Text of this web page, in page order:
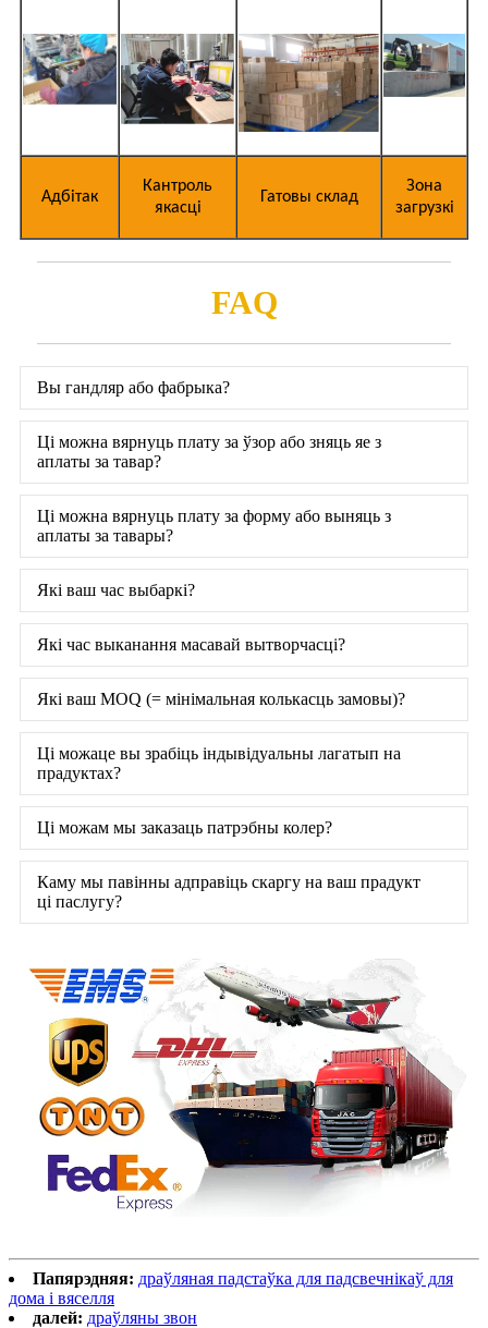
Адбітак
Кантроль
якасці
Гатовы склад
Зона
загрузкі
FAQ
Вы гандляр або фабрыка?
Ці можна вярнуць плату за ўзор або зняць яе з
аплаты за тавар?
Ці можна вярнуць плату за форму або выняць з
аплаты за тавары?
Які ваш час выбаркі?
Які час выканання масавай вытворчасці?
Які ваш MOQ (= мінімальная колькасць замовы)?
Ці можаце вы зрабіць індывідуальны лагатып на
прадуктах?
Ці можам мы заказаць патрэбны колер?
Каму мы павінны адправіць скаргу на ваш прадукт
ці паслугу?
Папярэдняя: драўляная падстаўка для падсвечнікаў для
дома і вяселля
далей: драўляны звон